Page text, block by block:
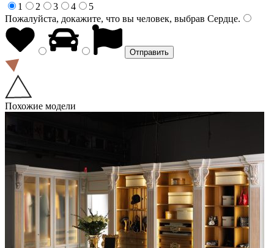
1
2 3 4
5
Пожалуйста, докажите, что вы человек, выбрав Сердце.
Похожие модели